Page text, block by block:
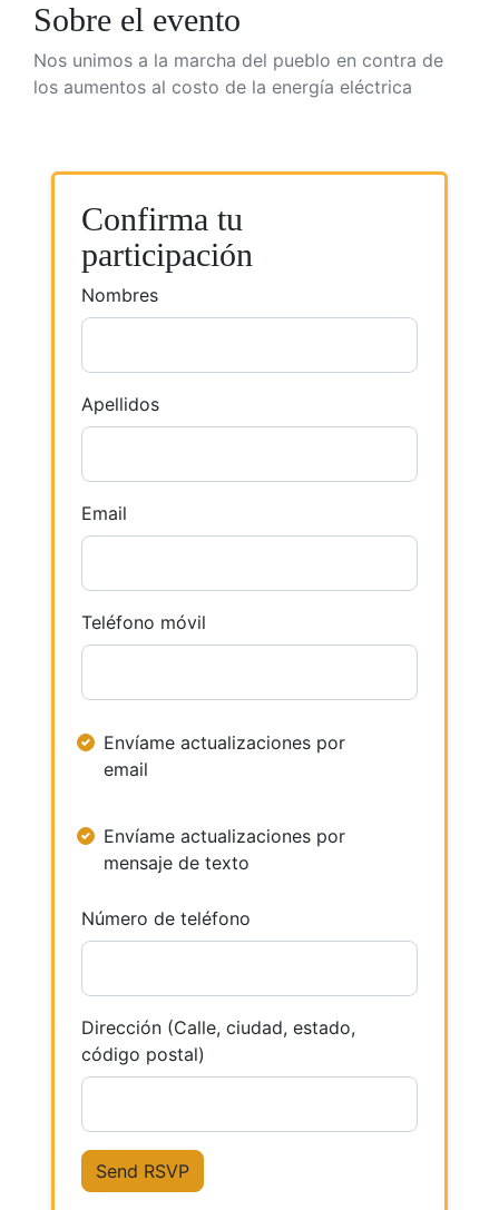
Sobre el evento
Nos unimos a la marcha del pueblo en contra de
los aumentos al costo de la energía eléctrica
Confirma tu
participación
Nombres
Apellidos
Email
Teléfono móvil
Envíame actualizaciones por
email
Envíame actualizaciones por
mensaje de texto
Número de teléfono
Dirección (Calle, ciudad, estado,
código postal)